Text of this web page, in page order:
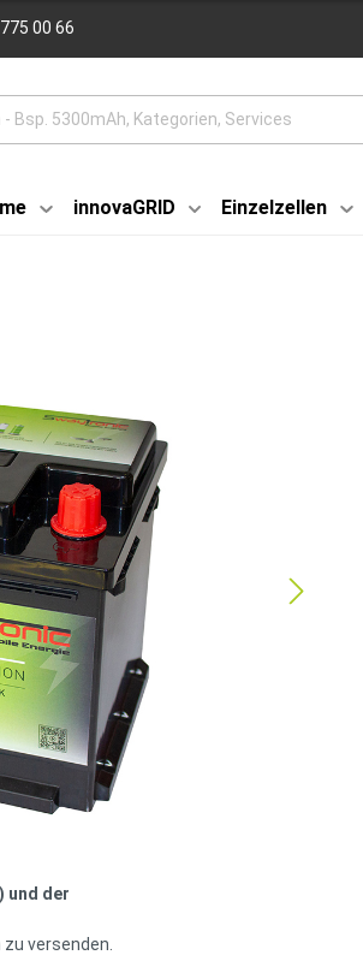
00 66
innovaGRID Einzelzellen
und der
versenden.